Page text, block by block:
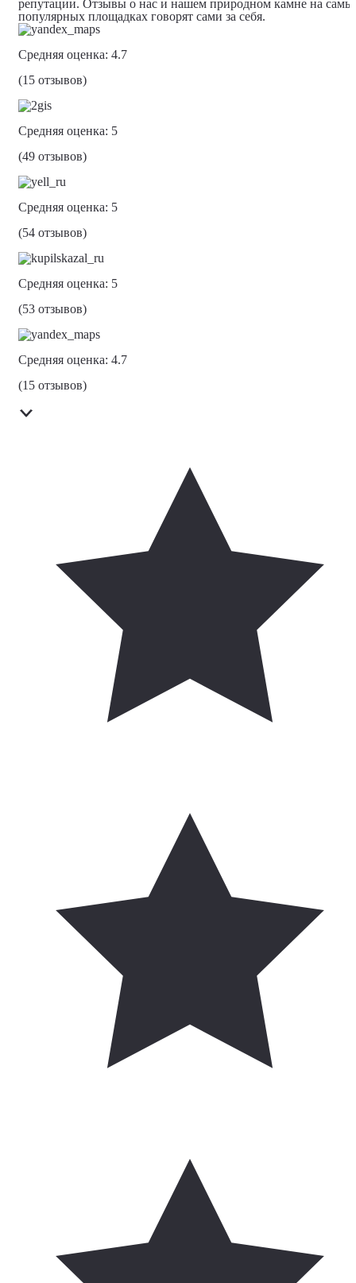
репутации. Отзывы о нас и нашем природном камне на
популярных площадках говорят сами за себя.
Средняя оценка: 4.7
(15 отзывов)
Средняя оценка: 5
(49 отзывов)
Средняя оценка: 5
(54 отзывов)
Средняя оценка: 5
(53 отзывов)
Средняя оценка: 4.7
(15 отзывов)